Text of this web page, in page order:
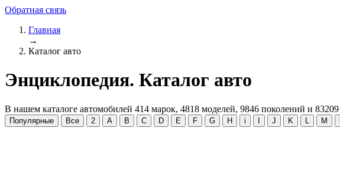
Обратная связь
Главная
→
Каталог авто
Энциклопедия. Каталог авто
В нашем каталоге автомобилей 414 марок, 4818 моделей, 9846 поколений и 83209
Популярные Все 2 A B C D E F G H i J K M